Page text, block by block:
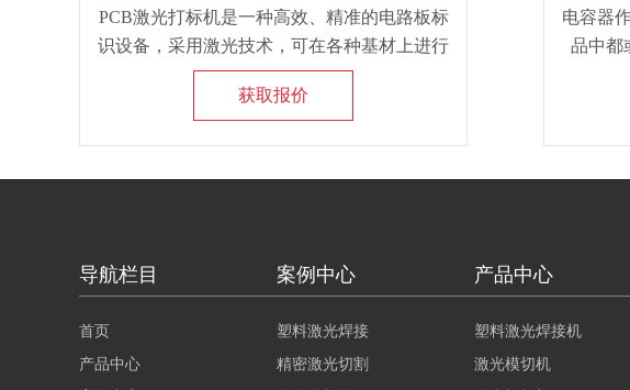
PCB激光打标机是一种高效、精准的电路板标
识设备，采用激光技术，可在各种基材上进行
标记，如FR4、金属等。其优点包括高速标
记、无接触加工、标记清晰不易磨损等，适用
获取报价
电容器
品中都
观，你
案，
导航栏目
首页
产品中心
案例中心
塑料激光焊接
精密激光切割
产品中心
塑料激光焊接机
激光模切机